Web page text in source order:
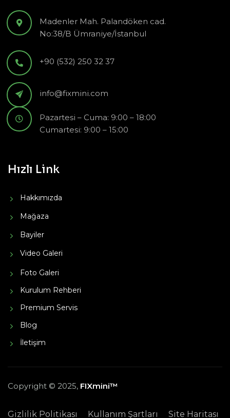
Madenler Mah. Palandöken cad.
No:38/B Ümraniye/İstanbul
+90 (532) 250 32 37
info@fixmini.com
Pazartesi – Cuma: 9:00 – 18:00
Cumartesi: 9:00 – 15:00
Hızlı Link
Hakkımızda
Mağaza
Bayiler
Video Galeri
Foto Galeri
Kurulum Rehberi
Premium Servis
Blog
İletişim
Copyright © 2025, FIXmini™
Gizlilik Politikası Kullanım Şartları Site Haritası